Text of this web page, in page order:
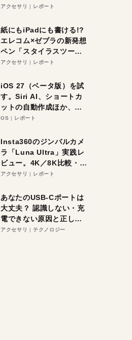
を検証。超コスパの1本を
アクセサリ レポート
紙にもiPadにも書ける!?
エレコム×ゼブラの新発想
ペン「スタイラスツーウ
ェイ」レビュー。持ち替
アクセサリ レポート
iOS 27（ベータ版）を試
す。Siri AI、ショートカ
ットの自動作成ほか、期
待大の便利機能5選。
る未来はすぐそこ！
OS レポート
Insta360のジンバルカメ
ラ「Luna Ultra」実践レ
ビュー。4K／8K比較・ズ
ーム・夜間撮影をチェッ
アクセサリ レポート
あなたのUSB-Cポートは
大丈夫？ 認識しない・充
電できない原因と正しい
対策
アクセサリ テクノロジー